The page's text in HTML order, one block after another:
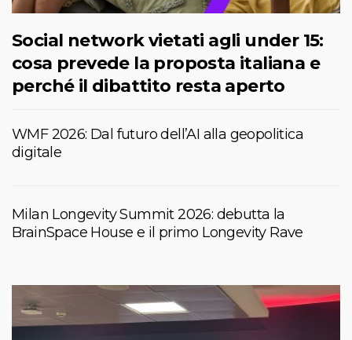
Social network vietati agli under 15:
cosa prevede la proposta italiana e
perché il dibattito resta aperto
WMF 2026: Dal futuro dell’AI alla geopolitica
digitale
Milan Longevity Summit 2026: debutta la
BrainSpace House e il primo Longevity Rave